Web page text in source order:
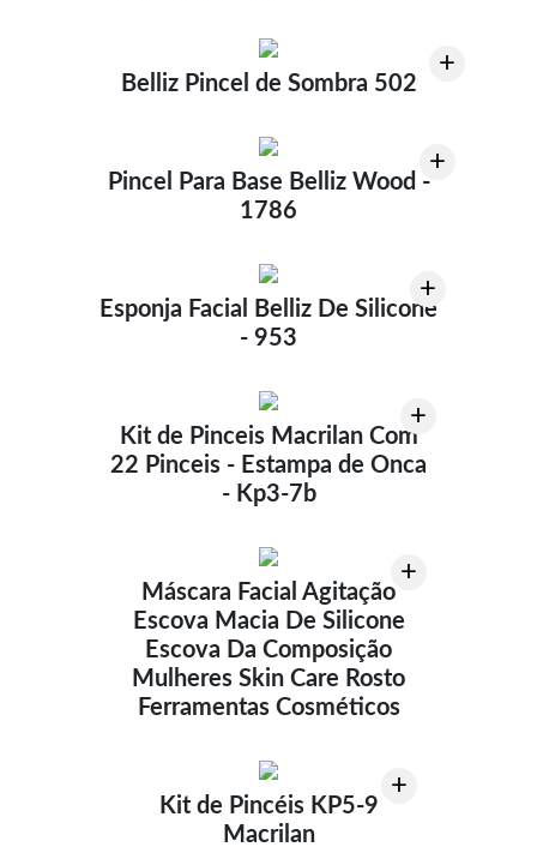
+
Belliz Pincel de Sombra 502
+
Pincel Para Base Belliz Wood -
1786
+
Esponja Facial Belliz De Silicone
- 953
+
Kit de Pinceis Macrilan Com
22 Pinceis - Estampa de Onca
- Kp3-7b
+
Máscara Facial Agitação
Escova Macia De Silicone
Escova Da Composição
Mulheres Skin Care Rosto
Ferramentas Cosméticos
+
Kit de Pincéis KP5-9
Macrilan